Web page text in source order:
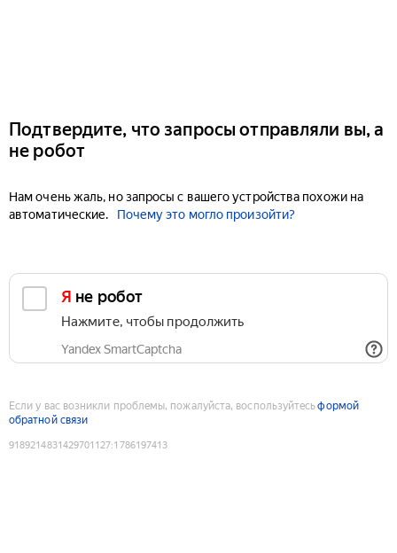
Подтвердите, что запросы отправляли вы, а
не робот
Нам очень жаль, но запросы с вашего устройства похожи на
автоматические.
Почему это могло произойти?
Я не робот
Нажмите, чтобы продолжить
Yandex SmartCaptcha
Если у вас возникли проблемы, пожалуйста, воспользуйтесьформой
обратной связи
9189214831429701127:1786197413